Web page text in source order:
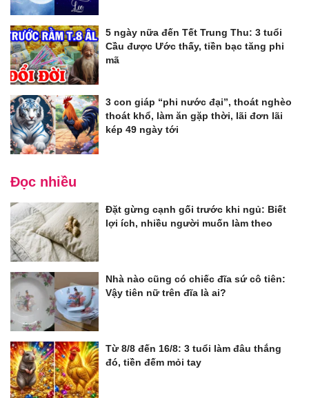
5 ngày nữa đến Tết Trung Thu: 3 tuổi
Cầu được Ước thấy, tiền bạc tăng phi
mã
3 con giáp “phi nước đại”, thoát nghèo
thoát khổ, làm ăn gặp thời, lãi đơn lãi
kép 49 ngày tới
Đọc nhiều
Đặt gừng cạnh gối trước khi ngủ: Biết
lợi ích, nhiều người muốn làm theo
Nhà nào cũng có chiếc đĩa sứ cô tiên:
Vậy tiên nữ trên đĩa là ai?
Từ 8/8 đến 16/8: 3 tuổi làm đâu thắng
đó, tiền đếm mỏi tay